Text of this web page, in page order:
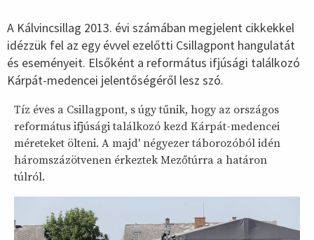
A Kálvincsillag 2013. évi számában megjelent cikkekkel
idézzük fel az egy évvel ezelőtti Csillagpont hangulatát
és eseményeit. Elsőként a református ifjúsági találkozó
Kárpát-medencei jelentőségéről lesz szó.
Tíz éves a Csillagpont, s úgy tűnik, hogy az országos
református ifjúsági találkozó kezd Kárpát-medencei
méreteket ölteni. A majd' négyezer táborozóból idén
háromszázötvenen érkeztek Mezőtúrra a határon
túlról.